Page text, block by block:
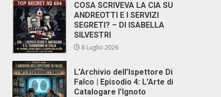
COSA SCRIVEVA LA CIA SU
ANDREOTTI E I SERVIZI
SEGRETI? – DI ISABELLA
SILVESTRI
8 Luglio 2026
L’Archivio dell’Ispettore Di
Falco | Episodio 4: L’Arte di
Catalogare l’Ignoto